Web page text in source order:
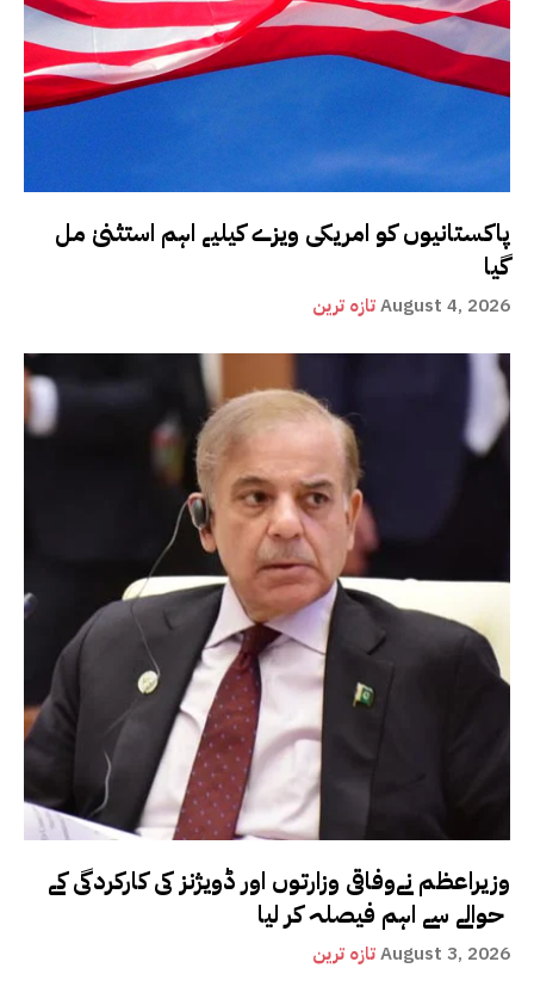
پاکستانیوں کو امریکی ویزے کیلیے اہم استثنیٰ مل
گیا
تازہ ترینAugust 4, 2026
وزیراعظم نےوفاقی وزارتوں اور ڈویژنز کی کارکردگی کے
تازہ ترینAugust 3, 2026